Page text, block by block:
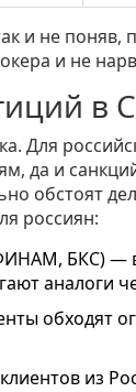
и не
и не
в
Для
да и
обстоят
россиян:
БКС) —
аналоги
обходят
из